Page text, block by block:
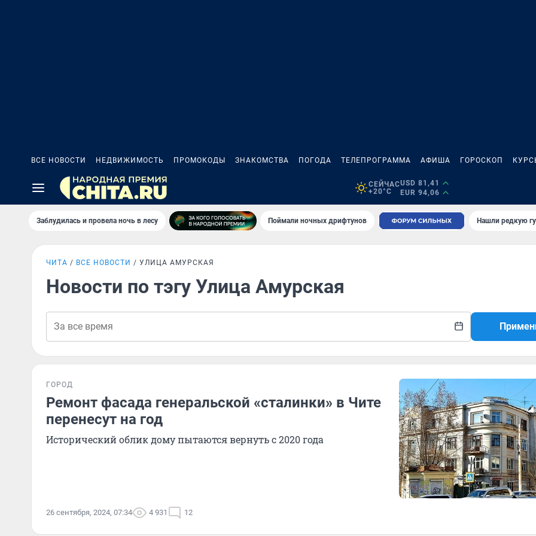
ВСЕ НОВОСТИ НЕДВИЖИМОСТЬ ПРОМОКОДЫ ЗНАКОМСТВА ПОГОДА ТЕЛЕПРОГРАММА АФИША ГОРОСКОП
СЕЙЧАС
+20°C
USD 81,41
EUR 94,06
Заблудилась и провела ночь в лесу Поймали ночных дрифтунов Нашли редкую
ЧИТА ВСЕ НОВОСТИ УЛИЦА АМУРСКАЯ
Новости по тэгу Улица Амурская
ГОРОД
Ремонт фасада генеральской «сталинки» в Чите
перенесут на год
Исторический облик дому пытаются вернуть с 2020 года
26 сентября, 2024, 07:34 4 931 12